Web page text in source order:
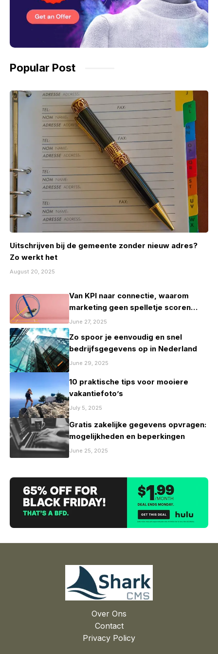
Popular Post
Uitschrijven bij de gemeente zonder nieuw adres?
Zo werkt het
August 20, 2025
Van KPI naar connectie, waarom
marketing geen spelletje scoren
mag zijn
June 27, 2025
Zo spoor je eenvoudig en snel
bedrijfsgegevens op in Nederland
June 29, 2025
10 praktische tips voor mooiere
vakantiefoto’s
July 5, 2025
Gratis zakelijke gegevens opvragen:
mogelijkheden en beperkingen
June 25, 2025
Over Ons
Contact
Privacy Policy